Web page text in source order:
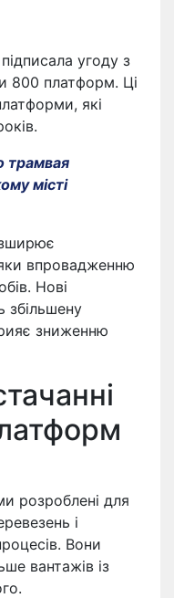
угоду з
800 платформ. Ці
які
трамвая
місті
впровадженню
Нові
збільшену
зниженню
розроблені для
і
Вони
вантажів із